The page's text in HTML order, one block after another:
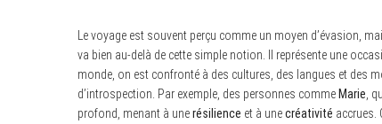
Le voyage est souvent perçu comme un moyen d’évasion,
va bien au-delà de cette simple notion. Il représente une
monde, on est confronté à des cultures, des langues et des
d’introspection. Par exemple, des personnes comme Marie ,
profond, menant à unerésilience et à unecréativité accrues.